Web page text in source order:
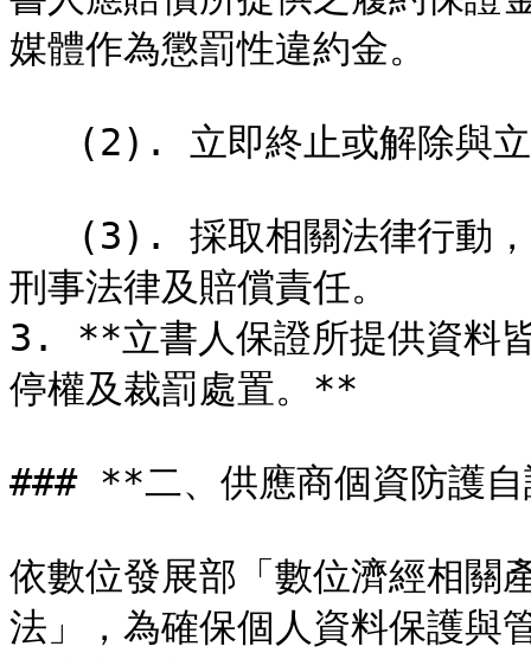
媒體作為懲罰性違約金。
刑事法律及賠償責任。
3. **立書人保證所提供資料
停權及裁罰處置。**
### **二、供應商個資防護
依數位發展部「數位濟經相關
法」，為確保個人資料保護